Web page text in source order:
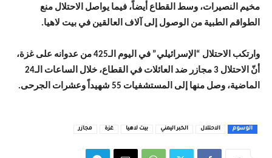
مخيم النصيرات، وسط القطاع أيضاً، فيما يواصل الاحتلال منع
الطواقم الطبية من الوصول إلى آلاف العالقين في بيت لاهيا.
وارتكب الاحتلال “الإسرائيلي” في اليوم الـ425 من عدوانه على غزة،
أنّ الاحتلال 3 مجازر ضد العائلات في القطاع، خلال الساعات الـ24
الماضية، وصل منها إلى المستشفيات 55 شهيداً وعشرات الجرحى.
الوسوم الاحتلال الخبر اليمني بيت لاهيا غزة مجازر